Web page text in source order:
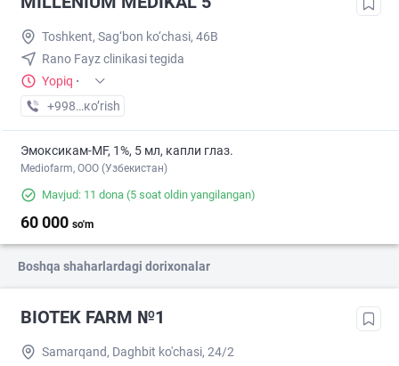
Toshkent, Sag‘bon ko‘chasi, 46B
Rano Fayz clinikasi tegida
Yopiq ·
+998 (77) XXX-XX-XX
кo’rish
Эмоксикам-MF, 1%, 5 мл, капли глаз.
Mediofarm, ООО (Узбекистан)
Mavjud: 11 dona (5 soat oldin yangilangan)
60 000 so'm
Boshqa shaharlardagi dorixonalar
BIOTEK FARM №1
Samarqand, Daghbit ko'chasi, 24/2